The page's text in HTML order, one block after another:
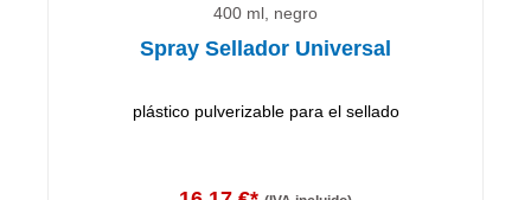
400 ml, negro
Spray Sellador Universal
plástico pulverizable para el sellado